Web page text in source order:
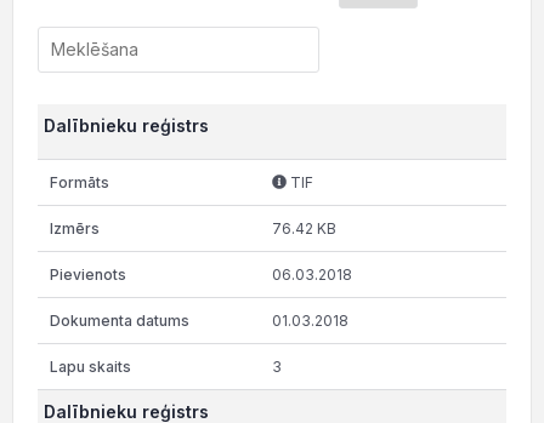
Dalībnieku reģistrs
TIF
76.42 KB
06.03.2018
01.03.2018
3
Dalībnieku reģistrs